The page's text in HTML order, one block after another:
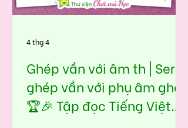
Ghép vần với âm th | Seri
ghép vần với phụ âm ghép
🏆🎉 Tập đọc Tiếng Việt
4 thg 4